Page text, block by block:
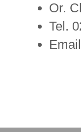
Or.
Tel.